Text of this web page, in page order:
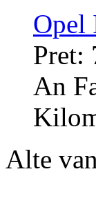
Opel
Pret:
An
Alte